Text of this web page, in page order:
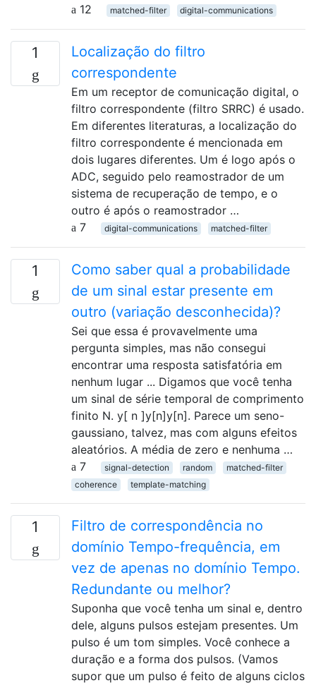
12
matched-filter digital-communications
1
Localização do filtro
correspondente
Em um receptor de comunicação digital, o
filtro correspondente (filtro SRRC) é usado.
Em diferentes literaturas, a localização do
filtro correspondente é mencionada em
dois lugares diferentes. Um é logo após o
ADC, seguido pelo reamostrador de um
sistema de recuperação de tempo, e o
outro é após o reamostrador …
7
digital-communications matched-filter
1
Como saber qual a probabilidade
de um sinal estar presente em
outro (variação desconhecida)?
Sei que essa é provavelmente uma
pergunta simples, mas não consegui
encontrar uma resposta satisfatória em
nenhum lugar ... Digamos que você tenha
um sinal de série temporal de comprimento
finito N. y[ n ]y[n]y[n]. Parece um seno-
gaussiano, talvez, mas com alguns efeitos
aleatórios. A média de zero e nenhuma …
7
signal-detection random
matched-filter
coherence
template-matching
1
Filtro de correspondência no
domínio Tempo-frequência, em
vez de apenas no domínio Tempo.
Redundante ou melhor?
Suponha que você tenha um sinal e, dentro
dele, alguns pulsos estejam presentes. Um
pulso é um tom simples. Você conhece a
duração e a forma dos pulsos. (Vamos
supor que um pulso é feito de alguns ciclos